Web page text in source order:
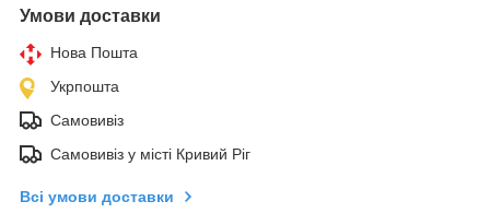
Умови доставки
Нова Пошта
Укрпошта
Самовивіз
Самовивіз у місті Кривий Ріг
Всі умови доставки